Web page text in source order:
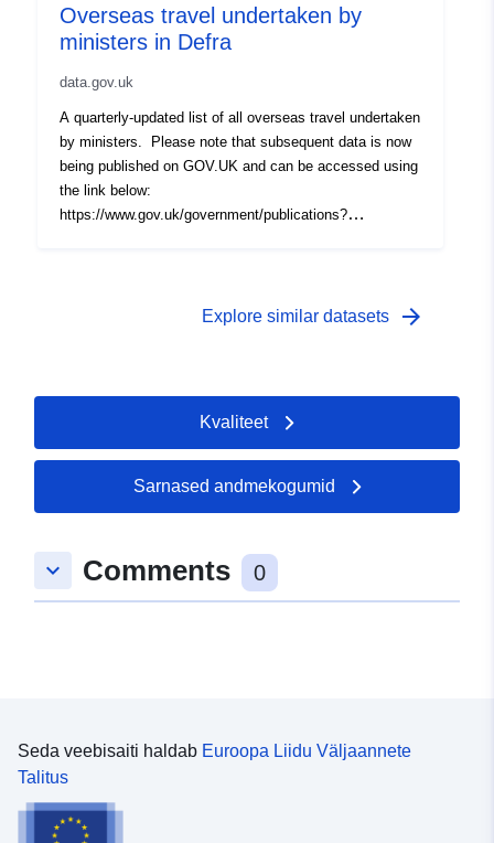
Overseas travel undertaken by
ministers in Defra
data.gov.uk
A quarterly-updated list of all overseas travel undertaken
by ministers. Please note that subsequent data is now
being published on GOV.UK and can be accessed using
the link below:
https://www.gov.uk/government/publications?
Explore similar datasets arrow_forward
Kvaliteet
Sarnased andmekogumid
keyboard_arrow_down Comments 0
Seda veebisaiti haldab Euroopa Liidu Väljaannete
Talitus